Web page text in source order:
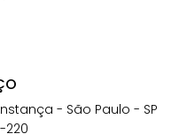
- São Paulo - SP
220